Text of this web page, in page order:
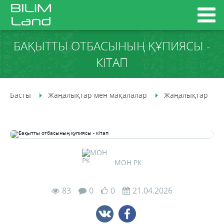
БАҚЫТТЫ ОТБАСЫНЫҢ ҚҰПИЯСЫ -
КІТАП
Басты Жаңалықтар мен мақалалар Жаңалықтар
МОН РК
83 0 0 21.04.2026